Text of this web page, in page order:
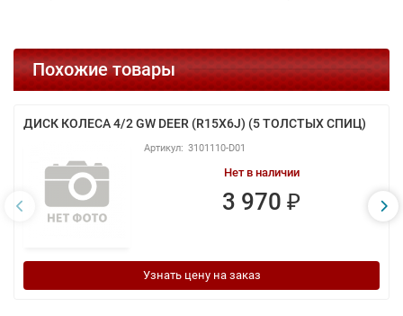
Похожие товары
ДИСК КОЛЕСА 4/2 GW DEER (R15Х6J) (5 ТОЛСТЫХ СПИЦ)
3101110-D01
Нет в наличии
3 970 ₽
Узнать цену на заказ